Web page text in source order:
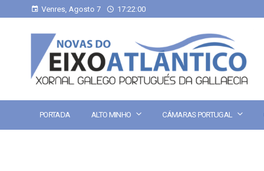
Venres, Agosto 7 17:22:01
PORTADA ALTO MINHO CÁMARAS PORTUGAL